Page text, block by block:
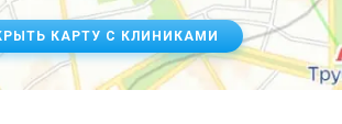
КАРТУ С КЛИНИКАМИ